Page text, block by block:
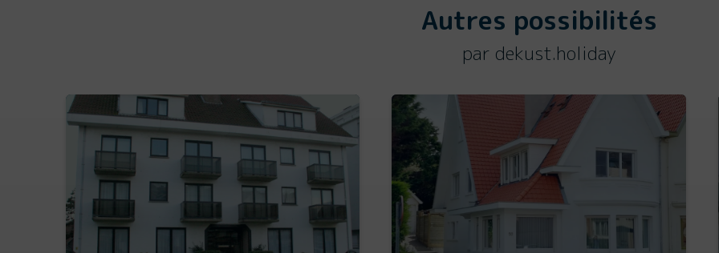
Autres possibilités
par dekust.holiday